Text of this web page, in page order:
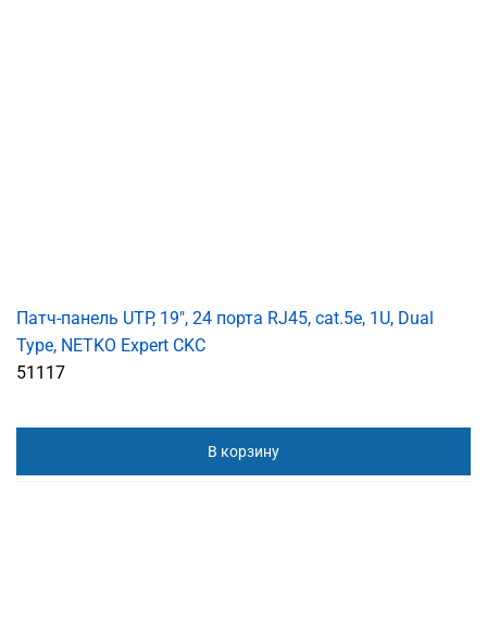
Патч-панель UTP, 19", 24 порта RJ45, cat.5е, 1U, Dual
Type, NETKO Expert CKC
51117
В корзину